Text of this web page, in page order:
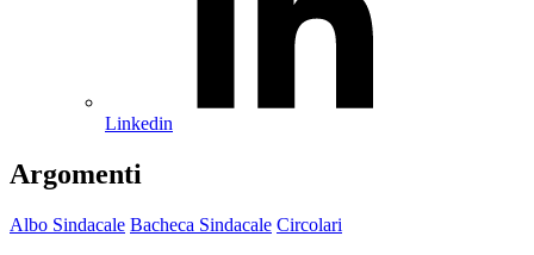
Linkedin
Argomenti
Albo Sindacale Bacheca Sindacale Circolari